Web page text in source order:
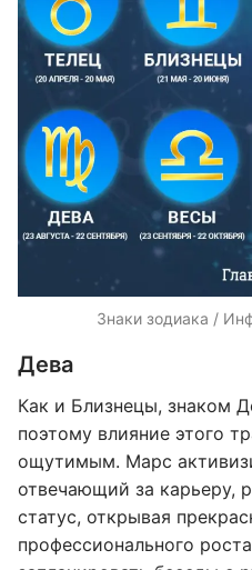
Знаки зодиака /
Дева
Как и Близнецы, знаком
поэтому влияние этого
ощутимым. Марс
отвечающий за карьеру,
статус, открывая
профессионального